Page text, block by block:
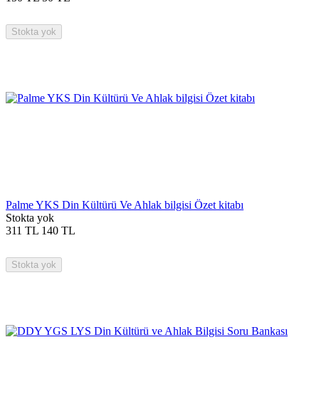
Stokta yok
Palme YKS Din Kültürü Ve Ahlak bilgisi Özet kitabı
Stokta yok
311 TL 140 TL
Stokta yok